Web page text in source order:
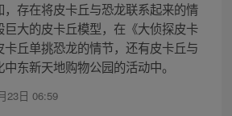
，存在将皮卡丘与恐龙联系起来的情
大的皮卡丘模型，在《大侦探皮卡
卡丘单挑恐龙的情节，还有皮卡丘与
东新天地购物公园的活动中。
23日 06:59